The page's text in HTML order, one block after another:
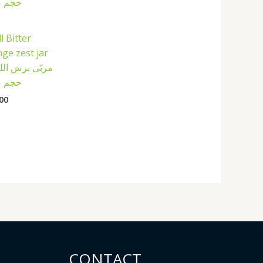
Bitter
zest jar
مربّى برش
حجم
CONTACT